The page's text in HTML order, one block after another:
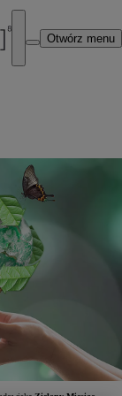
Otwórz menu